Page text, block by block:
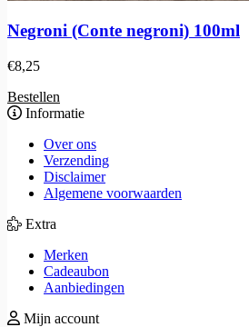
Negroni (Conte negroni) 100ml
€8,25
Bestellen
Informatie
Over ons
Verzending
Disclaimer
Algemene voorwaarden
Extra
Merken
Cadeaubon
Aanbiedingen
Mijn account